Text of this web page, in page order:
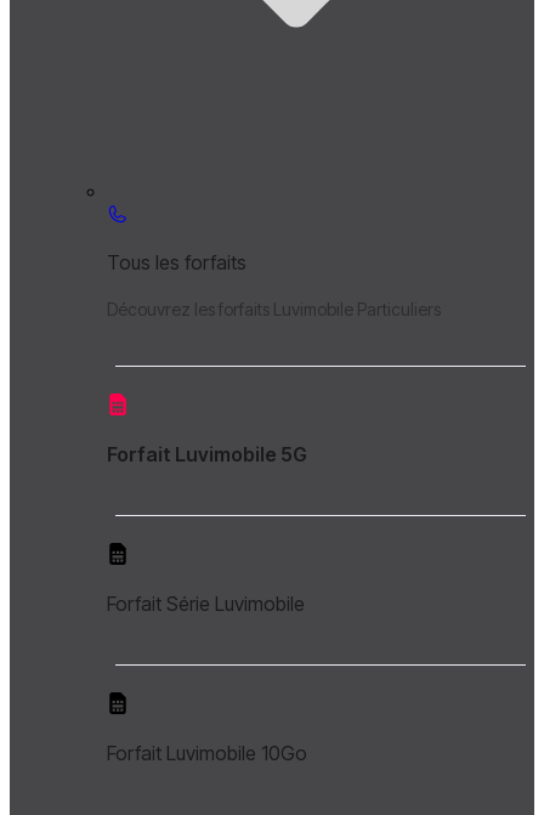
Tous les forfaits
Découvrez les forfaits Luvimobile Particuliers
Forfait Luvimobile 5G
Forfait Série Luvimobile
Forfait Luvimobile 10Go